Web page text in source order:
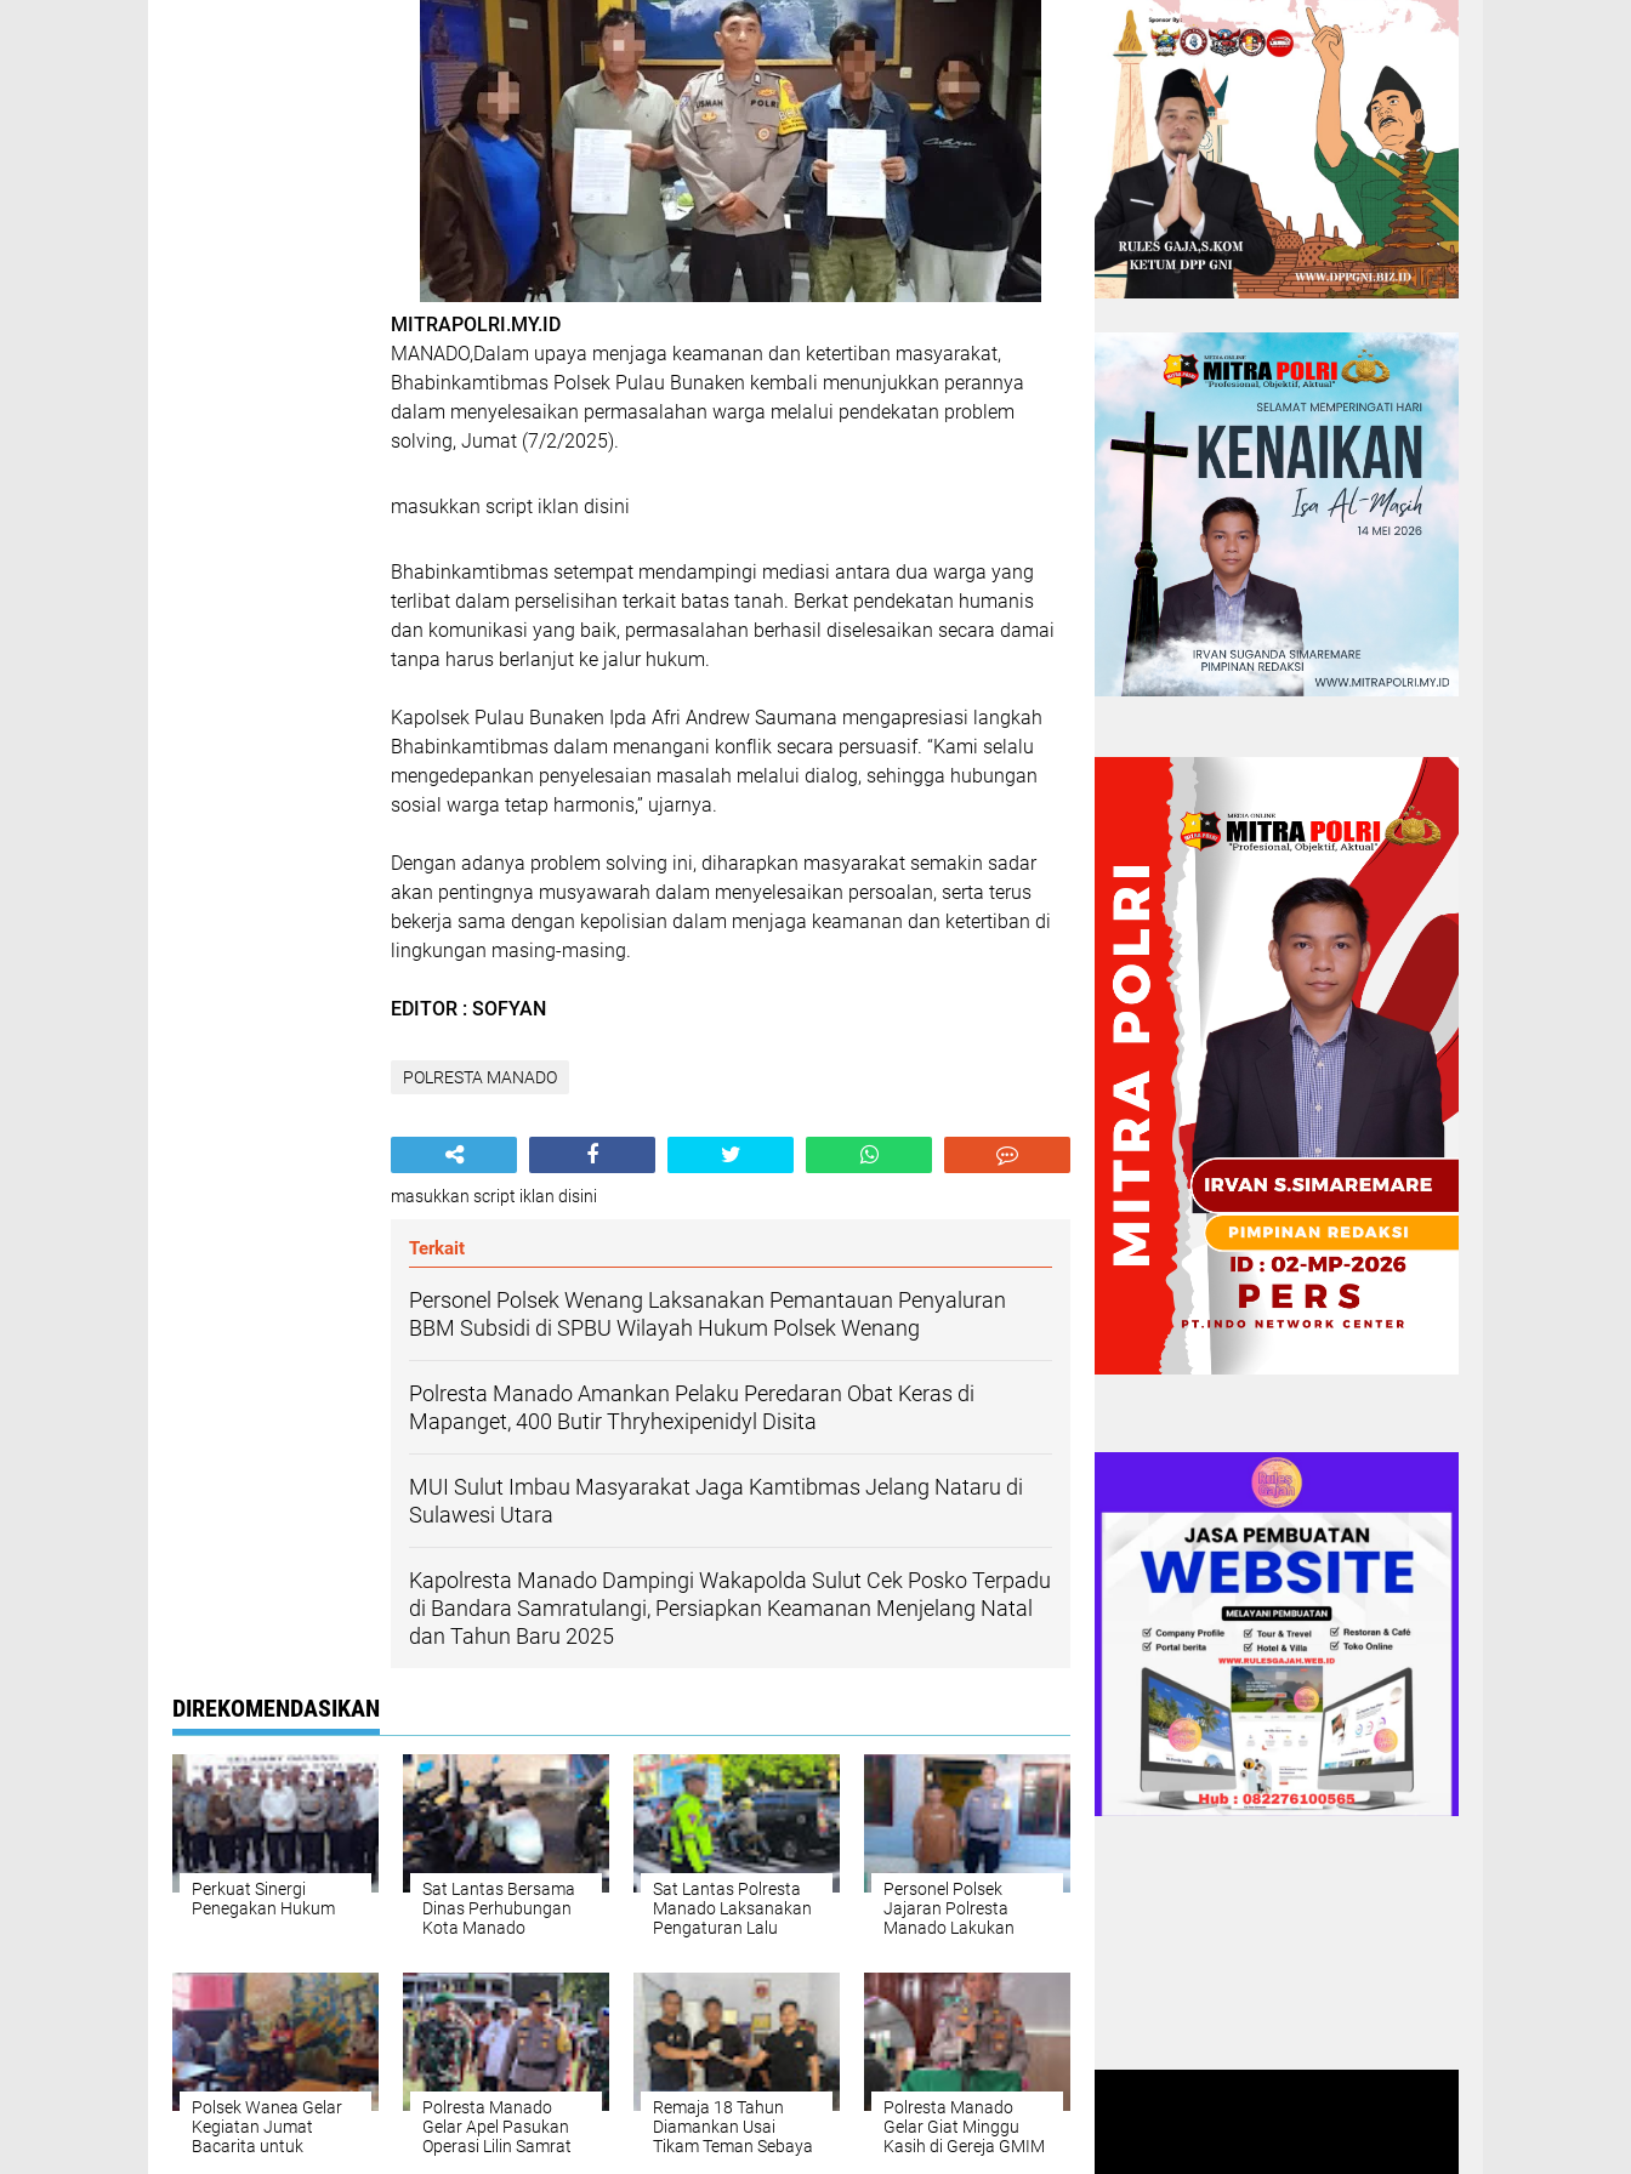
MITRAPOLRI.MY.ID
MANADO,Dalam upaya menjaga keamanan dan ketertiban masyarakat,
Bhabinkamtibmas Polsek Pulau Bunaken kembali menunjukkan perannya
dalam menyelesaikan permasalahan warga melalui pendekatan problem
solving, Jumat (7/2/2025).
masukkan script iklan disini
Bhabinkamtibmas setempat mendampingi mediasi antara dua warga yang
terlibat dalam perselisihan terkait batas tanah. Berkat pendekatan humanis
dan komunikasi yang baik, permasalahan berhasil diselesaikan secara damai
tanpa harus berlanjut ke jalur hukum.
Kapolsek Pulau Bunaken Ipda Afri Andrew Saumana mengapresiasi langkah
Bhabinkamtibmas dalam menangani konflik secara persuasif. “Kami selalu
mengedepankan penyelesaian masalah melalui dialog, sehingga hubungan
sosial warga tetap harmonis,” ujarnya.
Dengan adanya problem solving ini, diharapkan masyarakat semakin sadar
akan pentingnya musyawarah dalam menyelesaikan persoalan, serta terus
bekerja sama dengan kepolisian dalam menjaga keamanan dan ketertiban di
lingkungan masing-masing.
EDITOR : SOFYAN
POLRESTA MANADO
masukkan script iklan disini
Terkait
Personel Polsek Wenang Laksanakan Pemantauan Penyaluran
BBM Subsidi di SPBU Wilayah Hukum Polsek Wenang
Polresta Manado Amankan Pelaku Peredaran Obat Keras di
Mapanget, 400 Butir Thryhexipenidyl Disita
MUI Sulut Imbau Masyarakat Jaga Kamtibmas Jelang Nataru di
Sulawesi Utara
Kapolresta Manado Dampingi Wakapolda Sulut Cek Posko Terpadu
di Bandara Samratulangi, Persiapkan Keamanan Menjelang Natal
dan Tahun Baru 2025
DIREKOMENDASIKAN
Perkuat Sinergi
Penegakan Hukum
Sat Lantas Bersama
Dinas Perhubungan
Kota Manado
Kendaraan Parkir
Sembarangan
Sat Lantas Polresta
Manado Laksanakan
Pengaturan Lalu
Keamanan dan
Kelancaran Arus di
Kota Manado
Personel Polsek
Jajaran Polresta
Manado Lakukan
Ibadah Sholat
Polsek Wanea Gelar
Kegiatan Jumat
Bacarita untuk
Polresta Manado
Gelar Apel Pasukan
Operasi Lilin Samrat
Remaja 18 Tahun
Diamankan Usai
Tikam Teman Sebaya
Polresta Manado
Gelar Giat Minggu
Kasih di Gereja GMIM